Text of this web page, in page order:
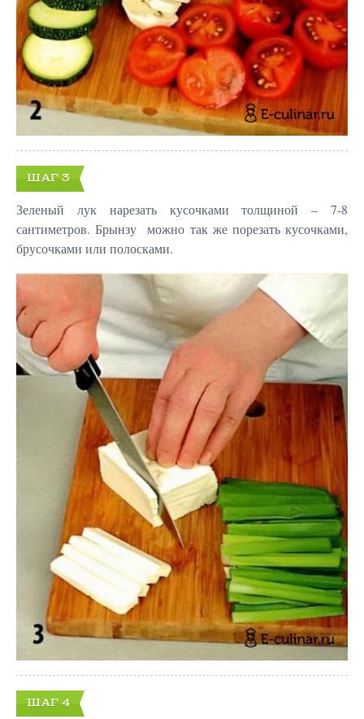
ШАГ 3
Зеленый лук нарезать кусочками толщиной – 7-8
сантиметров. Брынзу можно так же порезать кусочками,
брусочками или полосками.
ШАГ 4